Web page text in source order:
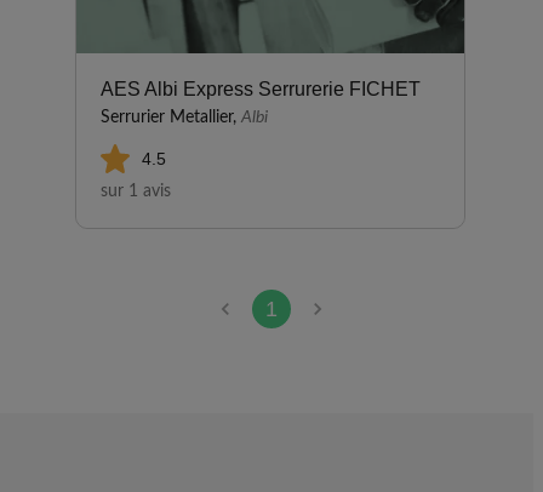
AES Albi Express Serrurerie FICHET
Serrurier Metallier, Albi
4.5
sur 1 avis
1